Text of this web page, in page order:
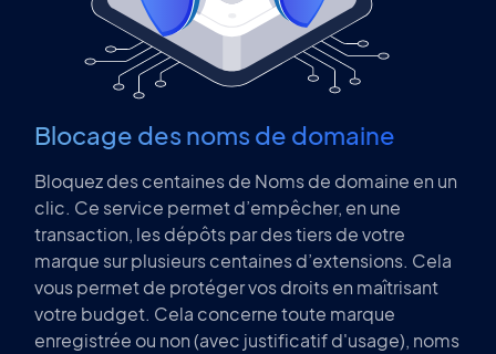
Blocage des noms de domaine
Bloquez des centaines de Noms de domaine en un
clic. Ce service permet d’empêcher, en une
transaction, les dépôts par des tiers de votre
marque sur plusieurs centaines d’extensions. Cela
vous permet de protéger vos droits en maîtrisant
votre budget. Cela concerne toute marque
enregistrée ou non (avec justificatif d'usage), noms